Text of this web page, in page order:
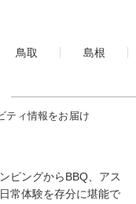
鳥取 島根
ティ情報をお届け
ピングからBBQ、アス
常体験を存分に堪能で